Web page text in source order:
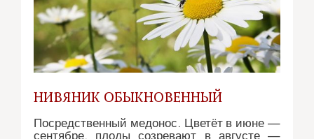
НИВЯНИК ОБЫКНОВЕННЫЙ
Посредственный медонос. Цветёт в июне —
сентябре, плоды созревают в августе —